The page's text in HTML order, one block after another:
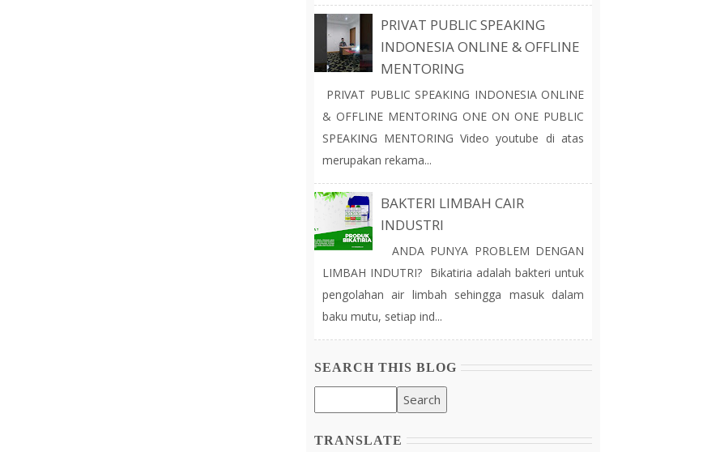
PRIVAT PUBLIC SPEAKING
INDONESIA ONLINE & OFFLINE
MENTORING
PRIVAT PUBLIC SPEAKING INDONESIA ONLINE
& OFFLINE MENTORING ONE ON ONE PUBLIC
SPEAKING MENTORING Video youtube di atas
merupakan rekama...
BAKTERI LIMBAH CAIR
INDUSTRI
ANDA PUNYA PROBLEM DENGAN
LIMBAH INDUTRI? Bikatiria adalah bakteri untuk
pengolahan air limbah sehingga masuk dalam
baku mutu, setiap ind...
SEARCH THIS BLOG
TRANSLATE